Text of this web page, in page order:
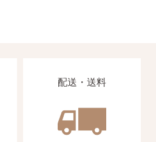
配送・送料